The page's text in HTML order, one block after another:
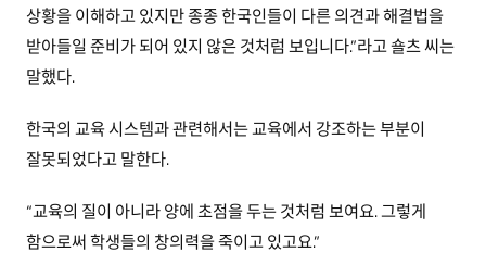
상황을 이해하고 있지만 종종 한국인들이 다른 의견과 해결법을
받아들일 준비가 되어 있지 않은 것처럼 보입니다.”라고 숄츠 씨는
말했다.
한국의 교육 시스템과 관련해서는 교육에서 강조하는 부분이
잘못되었다고 말한다.
“교육의 질이 아니라 양에 초점을 두는 것처럼 보여요. 그렇게
함으로써 학생들의 창의력을 죽이고 있고요.”